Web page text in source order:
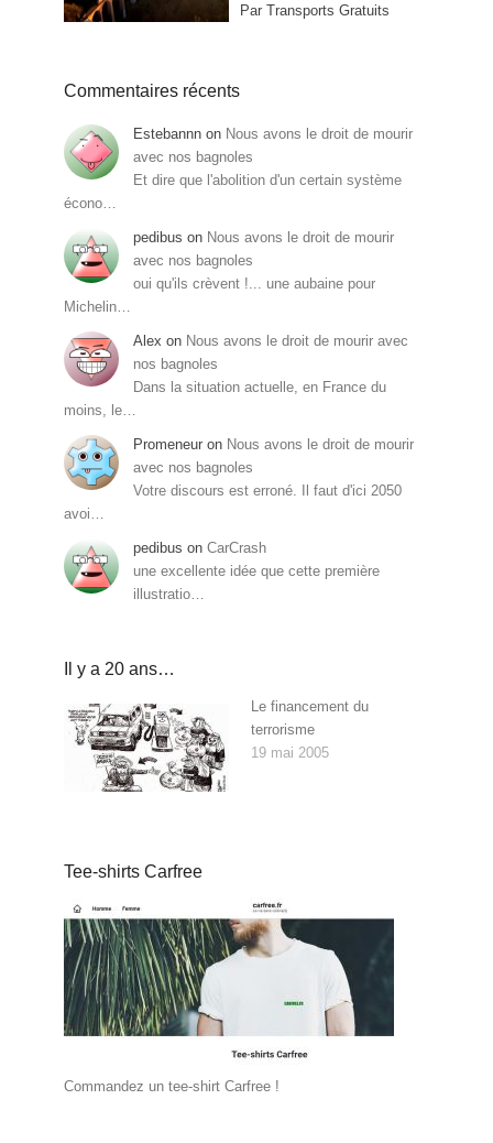
Par Transports Gratuits
Commentaires récents
Estebannn on Nous avons le droit de mourir
avec nos bagnoles
Et dire que l'abolition d'un certain système
écono…
pedibus on Nous avons le droit de mourir
avec nos bagnoles
oui qu'ils crèvent !... une aubaine pour
Michelin…
Alex on Nous avons le droit de mourir avec
nos bagnoles
Dans la situation actuelle, en France du
moins, le…
Promeneur on Nous avons le droit de mourir
avec nos bagnoles
Votre discours est erroné. Il faut d'ici 2050
avoi…
pedibus on CarCrash
une excellente idée que cette première
illustratio…
Il y a 20 ans…
Le financement du
terrorisme
19 mai 2005
Tee-shirts Carfree
Commandez un tee-shirt Carfree !